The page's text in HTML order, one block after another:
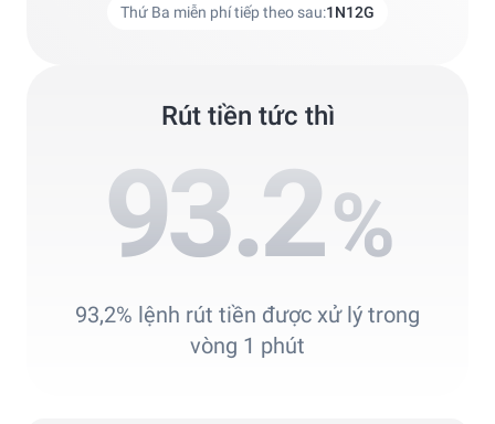
Thứ Ba miễn phí tiếp theo sau:1N12G
Rút tiền tức thì
93.2%
93,2% lệnh rút tiền được xử lý trong
vòng 1 phút